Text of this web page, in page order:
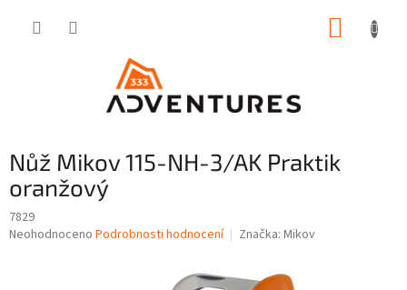
Nůž Mikov 115-NH-3/AK Praktik
oranžový
7829
Průměrné
Neohodnoceno Podrobnosti hodnocení Značka: Mikov